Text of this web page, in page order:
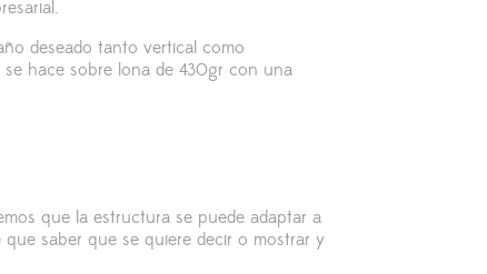
deseado tanto vertical como
hace sobre lona de 430gr con una
que la estructura se puede adaptar a
saber que se quiere decir o mostrar y